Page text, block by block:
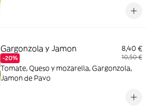
Gargonzola y Jamon
-20%
8,40 €
10,50 €
Tomate, Queso y mozarella, Gargonzola,
Jamon de Pavo